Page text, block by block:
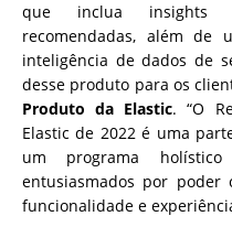
que inclua insights
recomendadas, além de
inteligência de dados de
desse produto para os
Produto da Elastic. “O
Elastic de 2022 é uma
um programa
entusiasmados por poder
funcionalidade e